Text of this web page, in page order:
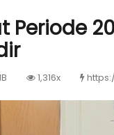
Periode
1,316x